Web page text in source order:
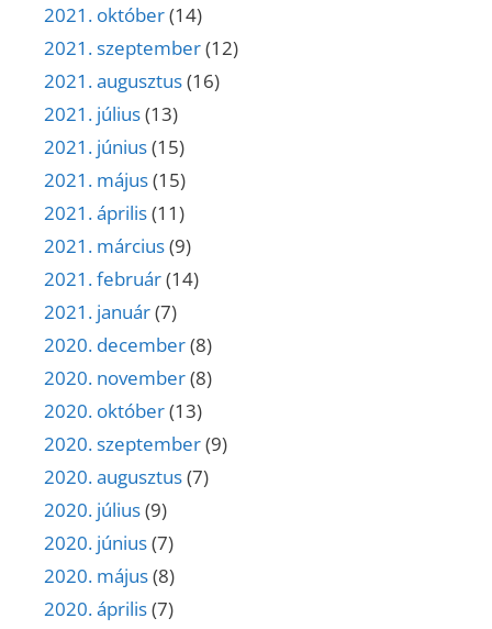
2021. október(14)
2021. szeptember(12)
2021. augusztus(16)
2021. július(13)
2021. június(15)
2021. május(15)
2021. április(11)
2021. március(9)
2021. február(14)
2021. január(7)
2020. december(8)
2020. november(8)
2020. október(13)
2020. szeptember(9)
2020. augusztus(7)
2020. július(9)
2020. június(7)
2020. május(8)
2020. április(7)